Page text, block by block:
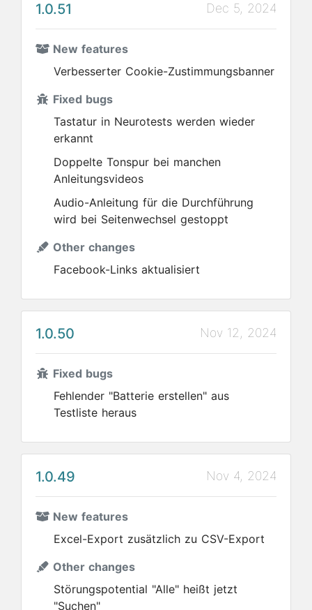
1.0.51 Dec 5, 2024
New features
Verbesserter Cookie-Zustimmungsbanner
Fixed bugs
Tastatur in Neurotests werden wieder
erkannt
Doppelte Tonspur bei manchen
Anleitungsvideos
Audio-Anleitung für die Durchführung
wird bei Seitenwechsel gestoppt
Other changes
Facebook-Links aktualisiert
1.0.50 Nov 12, 2024
Fixed bugs
Fehlender "Batterie erstellen" aus
Testliste heraus
1.0.49 Nov 4, 2024
New features
Excel-Export zusätzlich zu CSV-Export
Other changes
Störungspotential "Alle" heißt jetzt
"Suchen"